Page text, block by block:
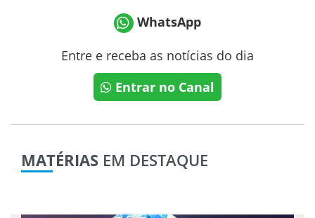
WhatsApp
Entre e receba as notícias do dia
Entrar no Canal
MATÉRIAS EM DESTAQUE